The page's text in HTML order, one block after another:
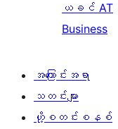
ယခင် AT
Business
အကြောင်းအရာ
သတင်းများ
ဟို့စတင်းစနစ်